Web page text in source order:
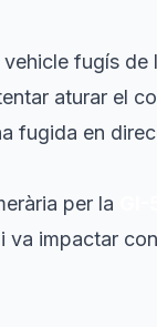
fugís de
aturar el
fugida en
per la
va impactar